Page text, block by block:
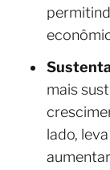
mais
lado,